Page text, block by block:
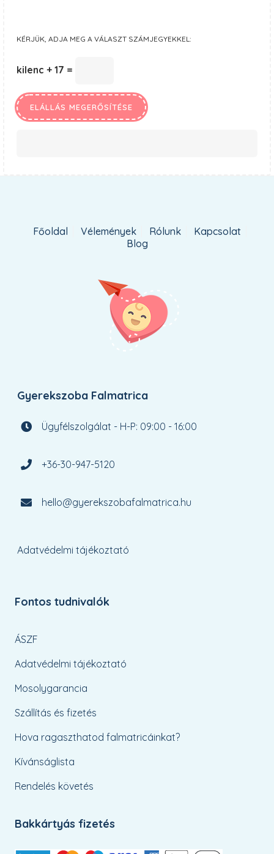
KÉRJÜK, ADJA MEG A VÁLASZT SZÁMJEGYEKKEL:
kilenc + 17 =
Főoldal Vélemények Rólunk
Kapcsolat
Blog
Gyerekszoba Falmatrica
Ügyfélszolgálat - H-P: 09:00 - 16:00
+36-30-947-5120
hello@gyerekszobafalmatrica.hu
Adatvédelmi tájékoztató
Fontos tudnivalók
ÁSZF
Adatvédelmi tájékoztató
Mosolygarancia
Szállítás és fizetés
Hova ragaszthatod falmatricáinkat?
Kívánságlista
Rendelés követés
Bakkártyás fizetés